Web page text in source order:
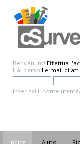
Benvenuto! Effettua
Hai perso l'e-mail di
Inserisci il nome
Indice Aiuto